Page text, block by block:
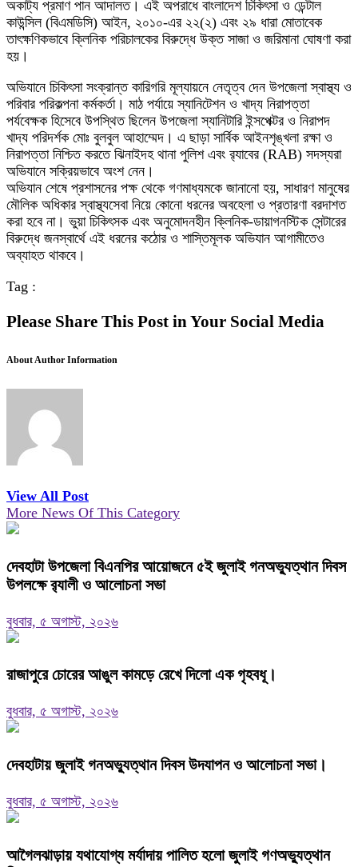
অকাট্য প্রমাণ পান আদালত। এই অপরাধে বাংলাদেশ চিকিৎসা ও ডেন্টাল
কাউন্সিল (বিএমডিসি) আইন, ২০১০-এর ২২(২) এবং ২৯ ধারা মোতাবেক
তাৎক্ষণিকভাবে ক্লিনিক পরিচালকের বিরুদ্ধে উক্ত সাজা ও জরিমানা ঘোষণা করা
হয়।
অভিযানে চিকিৎসা সংক্রান্ত কারিগরি মূল্যায়নে নেতৃত্ব দেন উপজেলা স্বাস্থ্য ও
পরিবার পরিকল্পনা কর্মকর্তা। মাঠ পর্যায়ে স্যানিটেশন ও খাদ্য নিরাপত্তা
পর্যবেক্ষক হিসেবে উপস্থিত ছিলেন উপজেলা স্যানিটারি ইন্সপেক্টর ও নিরাপদ
খাদ্য পরিদর্শক মোঃ বুলবুল আহাম্মেদ। এ ছাড়া সার্বিক আইনশৃঙ্খলা রক্ষা ও
নিরাপত্তা নিশ্চিত করতে ঝিনাইদহ থানা পুলিশ এবং র‍্যাবের (RAB) সদস্যরা
অভিযানে সক্রিয়ভাবে অংশ নেন।
অভিযান শেষে প্রশাসনের পক্ষ থেকে গণমাধ্যমকে জানানো হয়, সাধারণ মানুষের
মৌলিক অধিকার স্বাস্থ্যসেবা নিয়ে কোনো ধরনের অবহেলা ও প্রতারণা বরদাশত
করা হবে না। ভুয়া চিকিৎসক এবং অনুমোদনহীন ক্লিনিক-ডায়াগনস্টিক সেন্টারের
বিরুদ্ধে জনস্বার্থে এই ধরনের কঠোর ও শাস্তিমূলক অভিযান আগামীতেও
অব্যাহত থাকবে।
Tag :
Please Share This Post in Your Social Media
About Author Information
View All Post
More News Of This Category
দেবহাটা উপজেলা বিএনপির আয়োজনে ৫ই জুলাই গনঅভ্যুত্থান দিবস
উপলক্ষে র‍্যালী ও আলোচনা সভা
বুধবার, ৫ অগাস্ট, ২০২৬
রাজাপুরে চোরের আঙুল কামড়ে রেখে দিলো এক গৃহবধূ।
বুধবার, ৫ অগাস্ট, ২০২৬
দেবহাটায় জুলাই গনঅভ্যুত্থান দিবস উদযাপন ও আলোচনা সভা।
বুধবার, ৫ অগাস্ট, ২০২৬
আগৈলঝাড়ায় যথাযোগ্য মর্যাদায় পালিত হলো জুলাই গণঅভ্যুত্থান